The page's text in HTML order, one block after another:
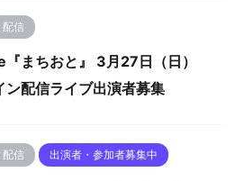
配信
『まちおと』 3月27日（日）
ン配信ライブ出演者募集
配信 出演者・参加者募集中